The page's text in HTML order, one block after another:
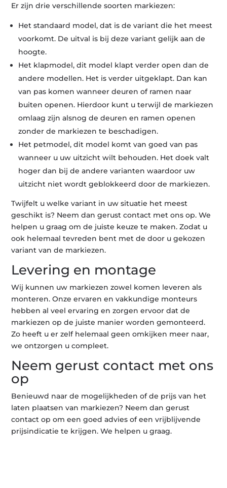
Er zijn drie verschillende soorten markiezen:
Het standaard model, dat is de variant die het meest
voorkomt. De uitval is bij deze variant gelijk aan de
hoogte.
Het klapmodel, dit model klapt verder open dan de
andere modellen. Het is verder uitgeklapt. Dan kan
van pas komen wanneer deuren of ramen naar
buiten openen. Hierdoor kunt u terwijl de markiezen
omlaag zijn alsnog de deuren en ramen openen
zonder de markiezen te beschadigen.
Het petmodel, dit model komt van goed van pas
wanneer u uw uitzicht wilt behouden. Het doek valt
hoger dan bij de andere varianten waardoor uw
uitzicht niet wordt geblokkeerd door de markiezen.
Twijfelt u welke variant in uw situatie het meest
geschikt is? Neem dan gerust contact met ons op. We
helpen u graag om de juiste keuze te maken. Zodat u
ook helemaal tevreden bent met de door u gekozen
variant van de markiezen.
Levering en montage
Wij kunnen uw markiezen zowel komen leveren als
monteren. Onze ervaren en vakkundige monteurs
hebben al veel ervaring en zorgen ervoor dat de
markiezen op de juiste manier worden gemonteerd.
Zo heeft u er zelf helemaal geen omkijken meer naar,
we ontzorgen u compleet.
Neem gerust contact met ons
op
Benieuwd naar de mogelijkheden of de prijs van het
laten plaatsen van markiezen? Neem dan gerust
contact op om een goed advies of een vrijblijvende
prijsindicatie te krijgen. We helpen u graag.